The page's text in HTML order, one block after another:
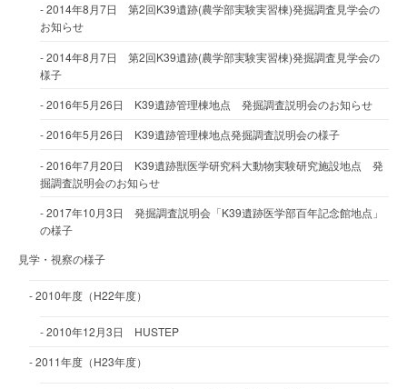
2014年8月7日 第2回K39遺跡(農学部実験実習棟)発掘調査見学会の
お知らせ
2014年8月7日 第2回K39遺跡(農学部実験実習棟)発掘調査見学会の
様子
2016年5月26日 K39遺跡管理棟地点 発掘調査説明会のお知らせ
2016年5月26日 K39遺跡管理棟地点発掘調査説明会の様子
2016年7月20日 K39遺跡獣医学研究科大動物実験研究施設地点 発
掘調査説明会のお知らせ
2017年10月3日 発掘調査説明会「K39遺跡医学部百年記念館地点」
の様子
見学・視察の様子
2010年度（H22年度）
2010年12月3日 HUSTEP
2011年度（H23年度）